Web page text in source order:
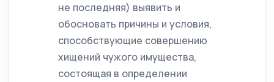
не последняя) выявить и
обосновать причины и условия,
способствующие совершению
хищений чужого имущества,
состоящая в определении